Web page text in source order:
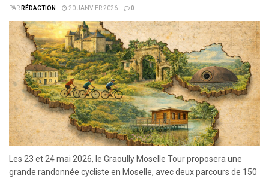
PARRÉDACTION 20 JANVIER 2026 0
Les 23 et 24 mai 2026, le Graoully Moselle Tour proposera une
grande randonnée cycliste en Moselle, avec deux parcours de 150